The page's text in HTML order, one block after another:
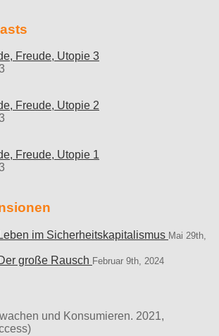
Freude, Utopie 3
Freude, Utopie 2
Freude, Utopie 1
im Sicherheitskapitalismus Mai 29th,
große Rausch Februar 9th, 2024
und Konsumieren. 2021,